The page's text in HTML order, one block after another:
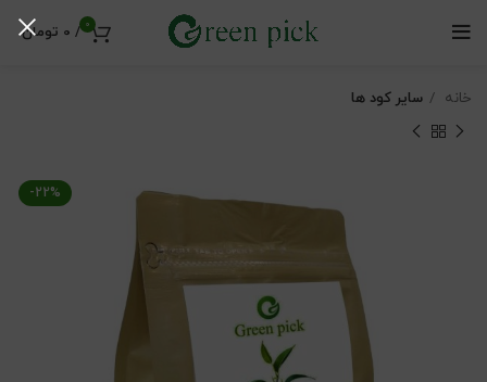
0
/
0 تومان
خانه سایر کود ها
-22%